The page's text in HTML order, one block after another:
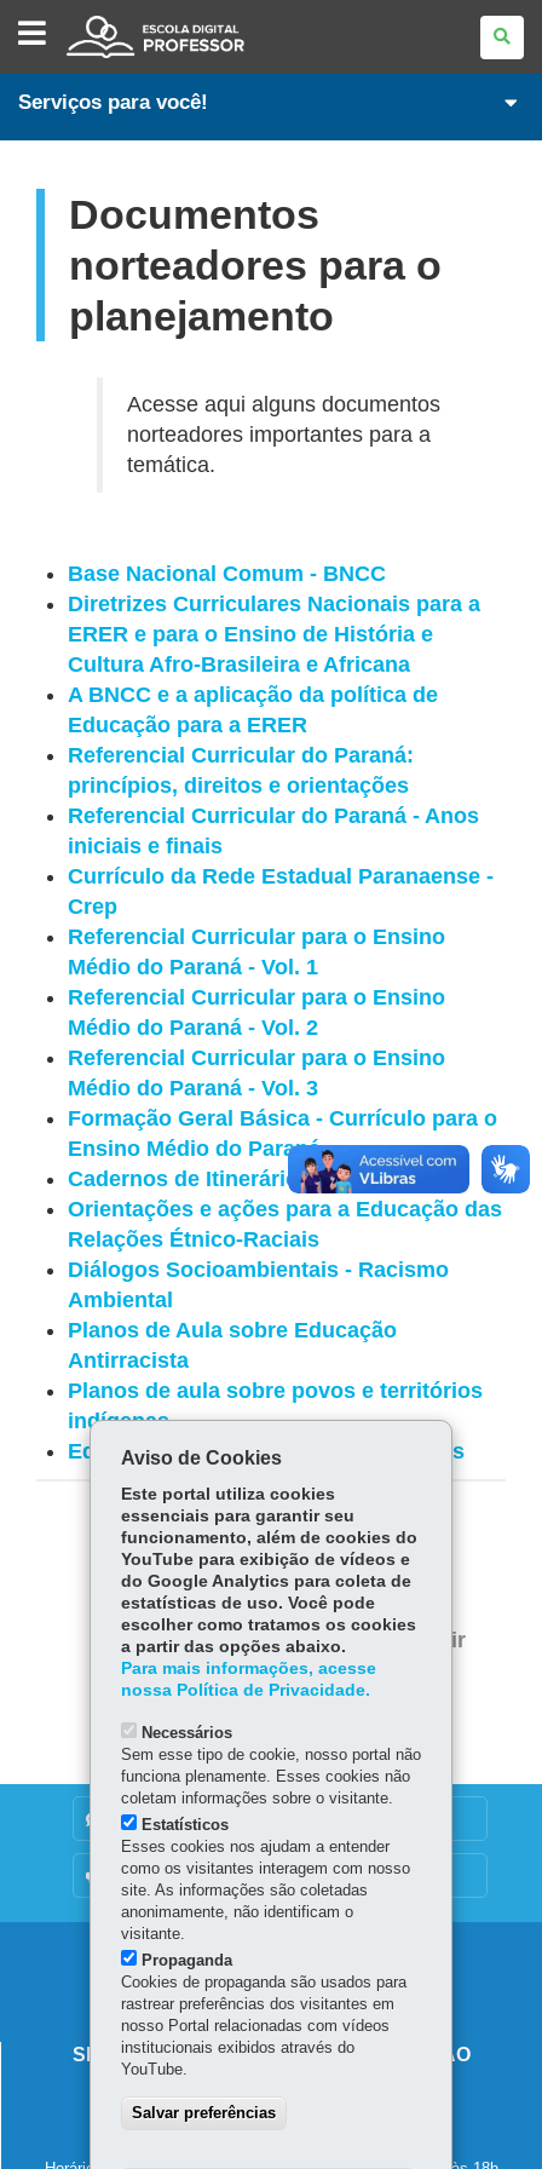
ESCOLA
DIGITAL
-
PROFESSORES
Serviços para você!
Documentos
norteadores para o
planejamento
Acesse aqui alguns documentos
norteadores importantes para a
temática.
Base Nacional Comum - BNCC
Diretrizes Curriculares Nacionais para a
ERER e para o Ensino de História e
Cultura Afro-Brasileira e Africana
A BNCC e a aplicação da política de
Educação para a ERER
Referencial Curricular do Paraná:
princípios, direitos e orientações
Referencial Curricular do Paraná - Anos
iniciais e finais
Currículo da Rede Estadual Paranaense -
Crep
Referencial Curricular para o Ensino
Médio do Paraná - Vol. 1
Referencial Curricular para o Ensino
Médio do Paraná - Vol. 2
Referencial Curricular para o Ensino
Médio do Paraná - Vol. 3
Formação Geral Básica - Currículo para o
Ensino Médio do Paraná
Cadernos de Itinerários Formativos
Orientações e ações para a Educação das
Relações Étnico-Raciais
Diálogos Socioambientais - Racismo
Ambiental
Planos de Aula sobre Educação
Antirracista
Planos de aula sobre povos e territórios
indígenas
Educação das Relações Étnico-raciais
COMPARTILHE:
Fa
ce
bo
ok
Tw
itt
er
W
ha
ts
Ap
p
Voltar Início
Imprimir
Baixar
DENUNCIE CORRUPÇÃO
OUVIDORIA
Navegação
principal
SECRETARIA DE ESTADO DA EDUCAÇÃO
80610-011-Curitiba
Aviso de Cookies
Este portal utiliza cookies
essenciais para garantir seu
funcionamento, além de cookies do
YouTube para exibição de vídeos e
do Google Analytics para coleta de
estatísticas de uso. Você pode
escolher como tratamos os cookies
a partir das opções abaixo.
Para mais informações, acesse
nossa Política de Privacidade.
Necessários
Sem esse tipo de cookie, nosso portal não
funciona plenamente. Esses cookies não
coletam informações sobre o visitante.
Estatísticos
Esses cookies nos ajudam a entender
como os visitantes interagem com nosso
site. As informações são coletadas
anonimamente, não identificam o
visitante.
Propaganda
Cookies de propaganda são usados para
rastrear preferências dos visitantes em
nosso Portal relacionadas com vídeos
institucionais exibidos através do
YouTube.
Salvar preferências